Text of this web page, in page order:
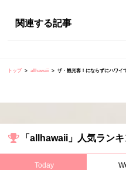
関連する記事
トップ allhawaii ザ・観光客！にならずにハワイ
「allhawaii」人気ラン
Today